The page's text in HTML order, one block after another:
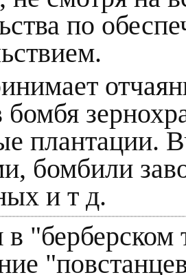
по
бомбя
плантации.
бомбили
и т д.
"берберском